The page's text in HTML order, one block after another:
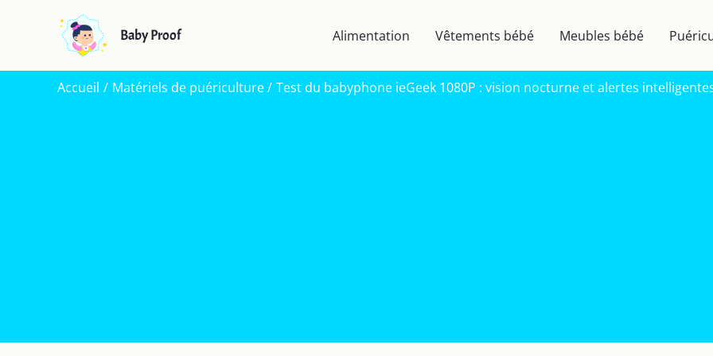
Baby Proof Alimentation Vêtements bébé Meubles bébé
Accueil Matériels de puériculture Test du babyphone ieGeek 1080P : vision nocturne et alertes